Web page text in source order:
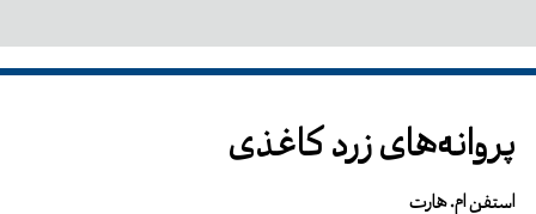
پروانه‌های زرد کاغذی
استفن ام. هارت